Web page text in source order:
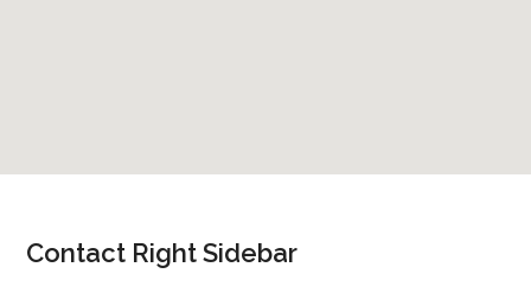
Contact Right Sidebar